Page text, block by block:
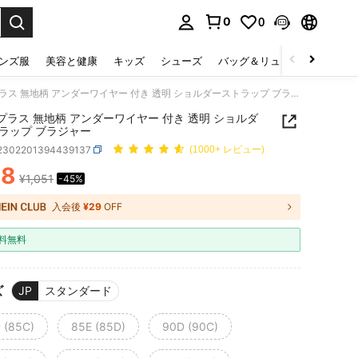
0 0
ズ服 美容と健康 キッズ シューズ バッグ＆リュック
1ペア プラス 無地柄 アンダーワイヤー 付き 透明 ショルダーストラップ ブラジャー
ラス 無地柄 アンダーワイヤー 付き 透明 ショルダ
ップ ブラジャー
(1000+ レビュー)
AND AVAILABILITY
¥1,051 -45%
入会後 ¥29 OFF
無料
JP スタンダード
(85C) 85E (85D) 90D (90C)